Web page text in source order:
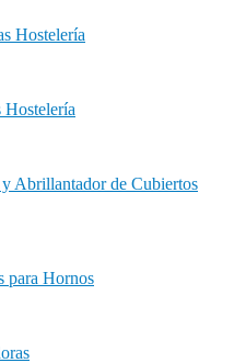
Hostelería
Hostelería
y Abrillantador de Cubiertos
para Hornos